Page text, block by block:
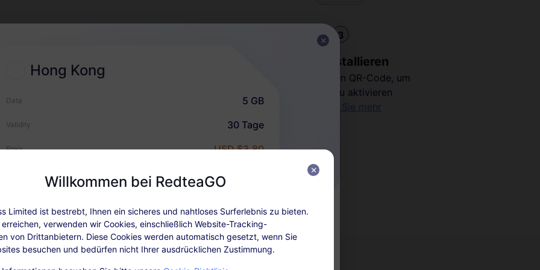
Wählen und kaufen Sie eine
3
eSIM installieren
Scannen Sie den QR-Code, um
Ihre eSIM zu aktivieren
Erfahren Sie mehr
Hong Kong
Data 5 GB
Validity 30 Tage
Preis USD $3.80
Details Abdeckung und Netzwerke Nutzerbewertung
Willkommen bei RedteaGO
Limited ist bestrebt, Ihnen ein sicheres und nahtloses Surferlebnis zu bieten.
verwenden wir Cookies, einschließlich Website-Tracking-
von Drittanbietern. Diese Cookies werden automatisch gesetzt, wenn Sie
besuchen und bedürfen nicht Ihrer ausdrücklichen Zustimmung.